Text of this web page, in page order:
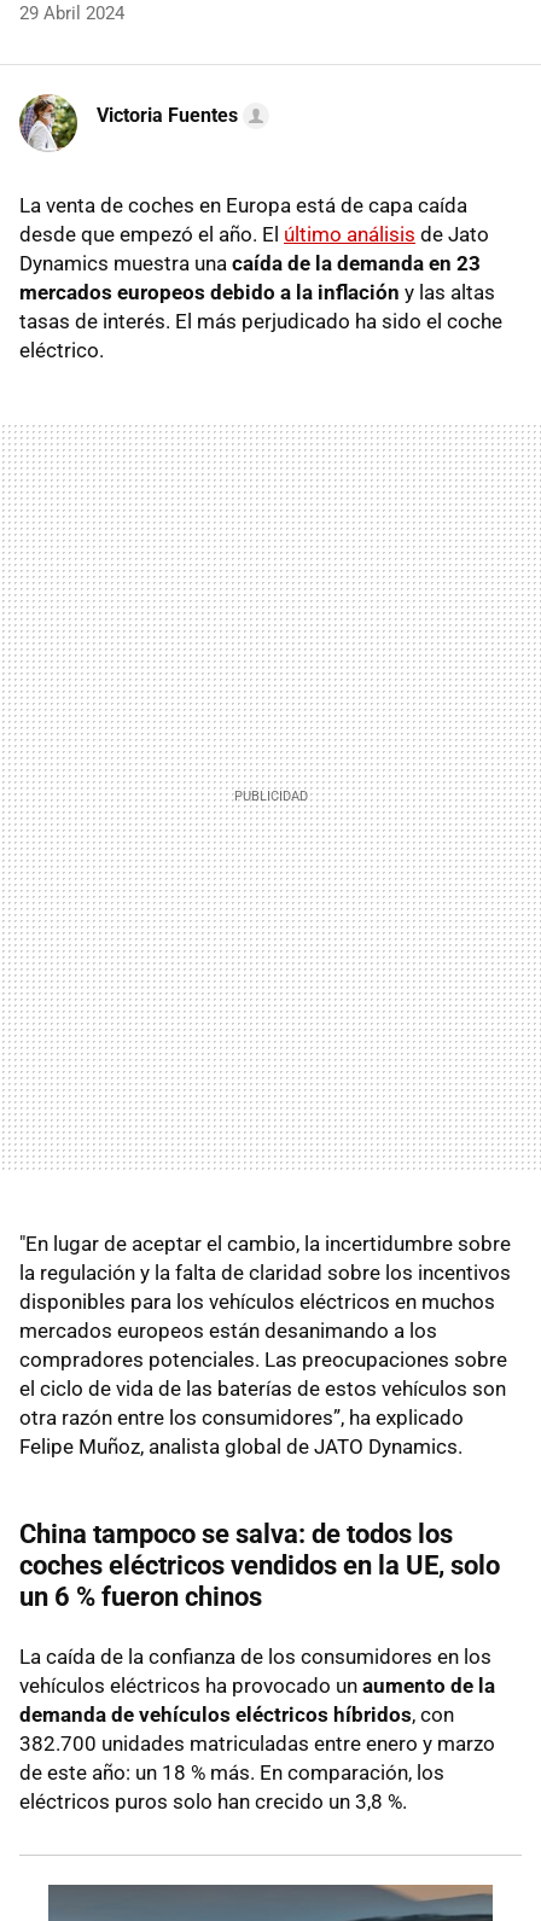
29 Abril 2024
Victoria Fuentes
La venta de coches en Europa está de capa caída
desde que empezó el año. El último análisis de Jato
Dynamics muestra una caída de la demanda en 23
mercados europeos debido a la inflación y las altas
tasas de interés. El más perjudicado ha sido el coche
eléctrico.
"En lugar de aceptar el cambio, la incertidumbre sobre
la regulación y la falta de claridad sobre los incentivos
disponibles para los vehículos eléctricos en muchos
mercados europeos están desanimando a los
compradores potenciales. Las preocupaciones sobre
el ciclo de vida de las baterías de estos vehículos son
otra razón entre los consumidores”, ha explicado
Felipe Muñoz, analista global de JATO Dynamics.
China tampoco se salva: de todos los
coches eléctricos vendidos en la UE, solo
un 6 % fueron chinos
La caída de la confianza de los consumidores en los
vehículos eléctricos ha provocado un aumento de la
demanda de vehículos eléctricos híbridos, con
382.700 unidades matriculadas entre enero y marzo
de este año: un 18 % más. En comparación, los
eléctricos puros solo han crecido un 3,8 %.